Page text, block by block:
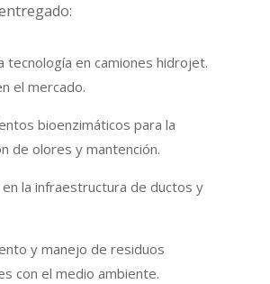
tecnología en camiones hidrojet.
el mercado.
bioenzimáticos para la
de olores y mantención.
en la infraestructura de ductos y
y manejo de residuos
con el medio ambiente.